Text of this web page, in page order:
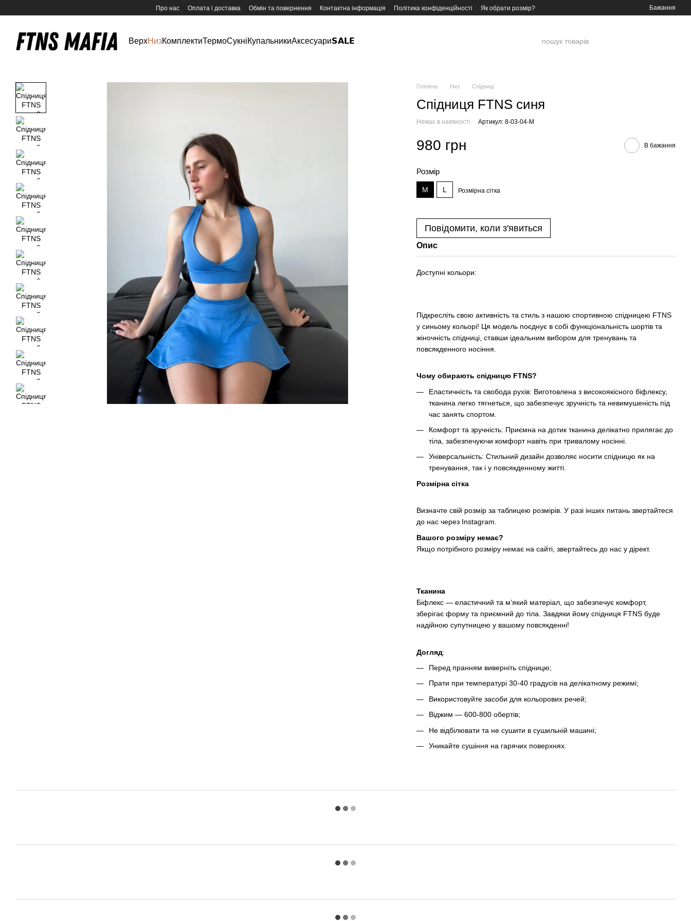
Про нас Оплата і доставка Обмін та повернення Контактна інформація Політика конфіденційності Як обрати розмір? Бажання
ВерхНизКомплектиТермоСукніКупальникиАксесуари𝗦𝗔𝗟𝗘
Головна Низ Спідниці
Спідниця FTNS синя
Немає в наявності Артикул: 8-03-04-M
980 грн В бажання
Розмір
M L Розмірна сітка
Повідомити, коли з'явиться
Опис
Доступні кольори:
Підкресліть свою активність та стиль з нашою спортивною спідницею FTNS
у синьому кольорі! Ця модель поєднує в собі функціональність шортів та
жіночність спідниці, ставши ідеальним вибором для тренувань та
повсякденного носіння.
Чому обирають спідницю FTNS?
Еластичність та свобода рухів: Виготовлена з високоякісного біфлексу,
тканина легко тягнеться, що забезпечує зручність та невимушеність під
час занять спортом.
Комфорт та зручність: Приємна на дотик тканина делікатно прилягає до
тіла, забезпечуючи комфорт навіть при тривалому носінні.
Універсальність: Стильний дизайн дозволяє носити спідницю як на
тренування, так і у повсякденному житті.
Розмірна сітка
Визначте свій розмір за таблицею розмірів. У разі інших питань звертайтеся
до нас через Instagram.
Вашого розміру немає?
Якщо потрібного розміру немає на сайті, звертайтесь до нас у дірект.
Тканина
Біфлекс — еластичний та м’який матеріал, що забезпечує комфорт,
зберігає форму та приємний до тіла. Завдяки йому спідниця FTNS буде
надійною супутницею у вашому повсякденні!
Догляд:
Перед пранням виверніть спідницю;
Прати при температурі 30-40 градусів на делікатному режимі;
Використовуйте засоби для кольорових речей;
Віджим — 600-800 обертів;
Не відбілювати та не сушити в сушильній машині;
Уникайте сушіння на гарячих поверхнях.